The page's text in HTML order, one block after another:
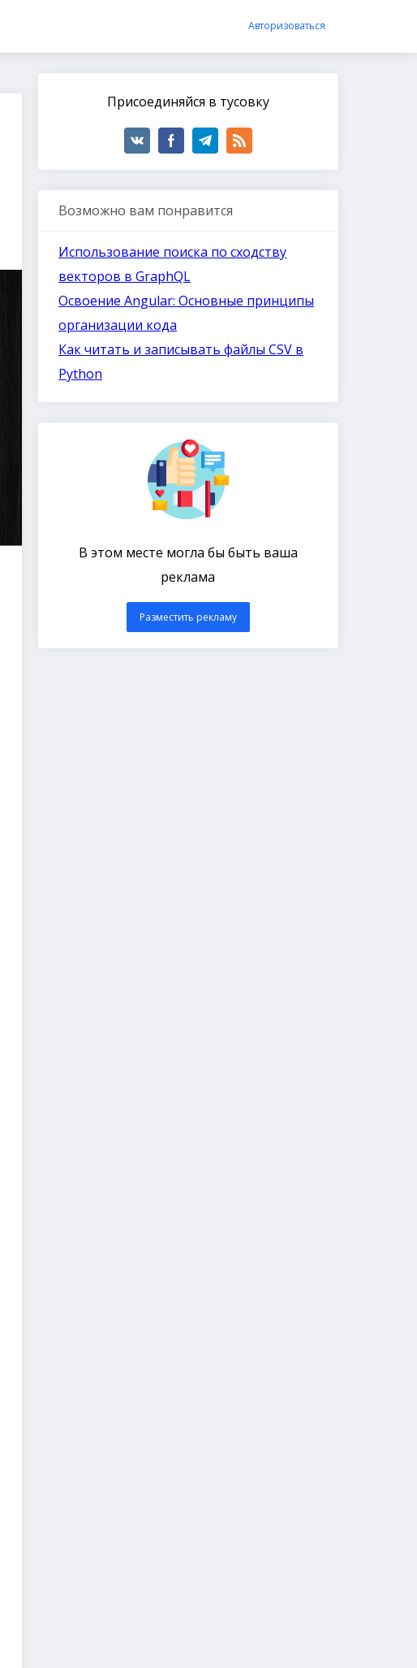
Авторизоваться
Присоединяйся в тусовку
Возможно вам понравится
Использование поиска по сходству
векторов в GraphQL
Освоение Angular: Основные принципы
организации кода
Как читать и записывать файлы CSV в
Python
В этом месте могла бы быть ваша
реклама
Разместить рекламу